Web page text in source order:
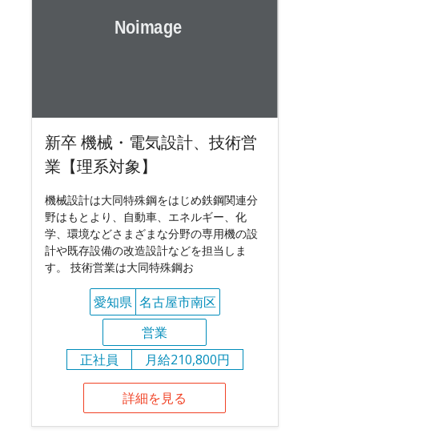
新卒 機械・電気設計、技術営
業【理系対象】
機械設計は大同特殊鋼をはじめ鉄鋼関連分
野はもとより、自動車、エネルギー、化
学、環境などさまざまな分野の専用機の設
計や既存設備の改造設計などを担当しま
す。 技術営業は大同特殊鋼お
愛知県 名古屋市南区
営業
正社員
月給210,800円
詳細を見る